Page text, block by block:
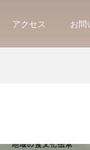
アクセス お問